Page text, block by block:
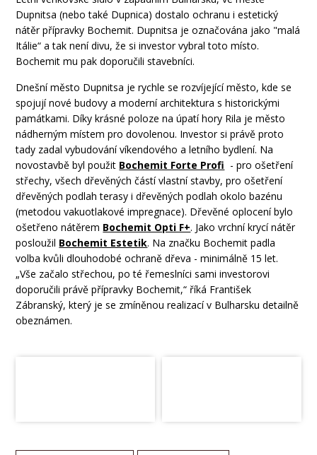
Dupnitsa (nebo také Dupnica) dostalo ochranu i estetický
nátěr přípravky Bochemit. Dupnitsa je označována jako "malá
Itálie“ a tak není divu, že si investor vybral toto místo.
Bochemit mu pak doporučili stavebníci.
Dnešní město Dupnitsa je rychle se rozvíjející město, kde se
spojují nové budovy a moderní architektura s historickými
památkami. Díky krásné poloze na úpatí hory Rila je město
nádherným místem pro dovolenou. Investor si právě proto
tady zadal vybudování víkendového a letního bydlení. Na
novostavbě byl použit Bochemit Forte Profi - pro ošetření
střechy, všech dřevěných částí vlastní stavby, pro ošetření
dřevěných podlah terasy i dřevěných podlah okolo bazénu
(metodou vakuotlakové impregnace). Dřevěné oplocení bylo
ošetřeno nátěrem Bochemit Opti F+. Jako vrchní krycí nátěr
posloužil Bochemit Estetik. Na značku Bochemit padla
volba kvůli dlouhodobé ochraně dřeva - minimálně 15 let.
„Vše začalo střechou, po té řemeslníci sami investorovi
doporučili právě přípravky Bochemit,“ říká František
Zábranský, který je se zmíněnou realizací v Bulharsku detailně
obeznámen.